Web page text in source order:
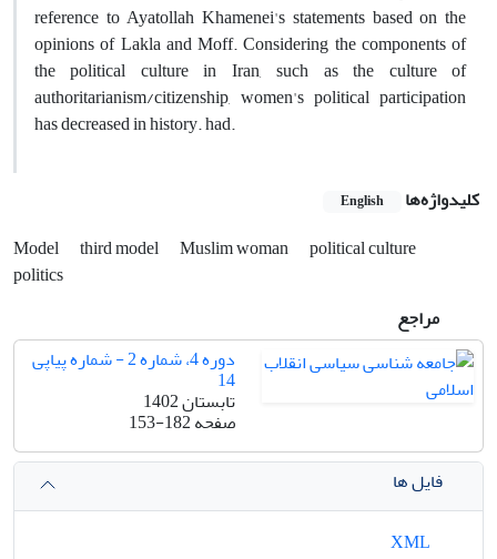
reference to Ayatollah Khamenei's statements based on the
opinions of Lakla and Moff.Considering the components of
the political culture in Iran, such as the culture of
authoritarianism/citizenship, women's political participation
has decreased in history.had.
کلیدواژه‌ها English
Model third model Muslim woman
political culture
politics
مراجع
دوره 4، شماره 2 - شماره پیاپی
14
تابستان 1402
صفحه153-182
فایل ها